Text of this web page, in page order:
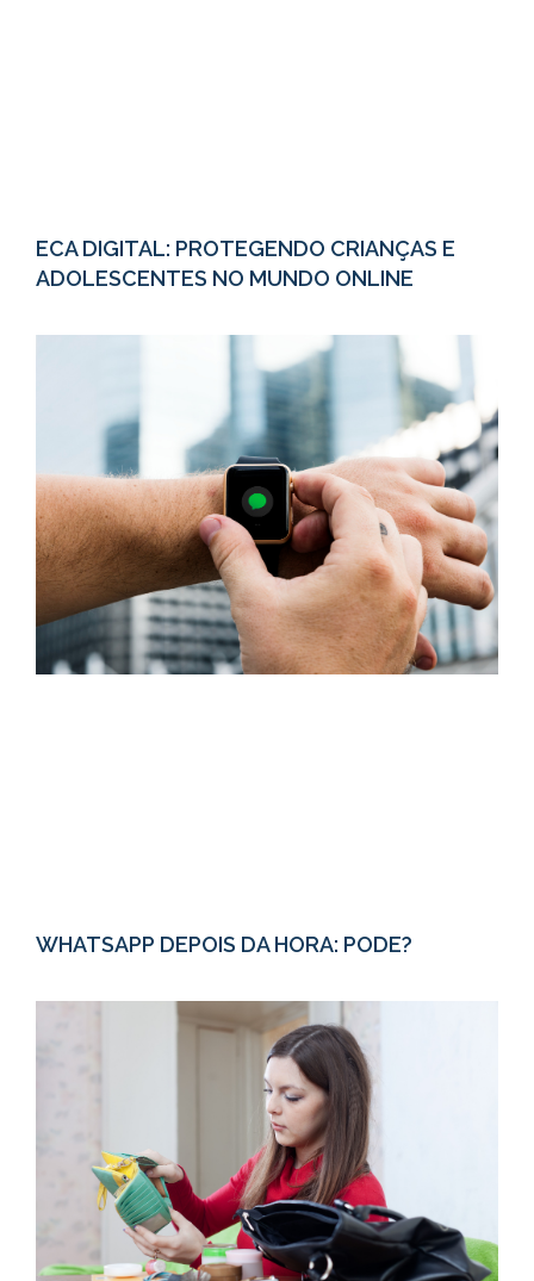
ECA DIGITAL: PROTEGENDO CRIANÇAS E
ADOLESCENTES NO MUNDO ONLINE
WHATSAPP DEPOIS DA HORA: PODE?